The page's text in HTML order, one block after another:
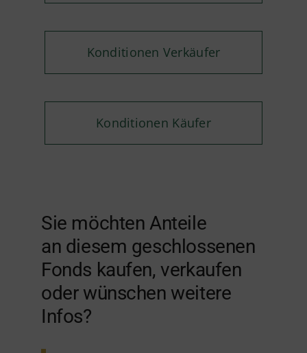
Konditionen Verkäufer
Konditionen Käufer
Sie möchten Anteile
an diesem geschlossenen
Fonds kaufen, verkaufen
oder wünschen weitere
Infos?